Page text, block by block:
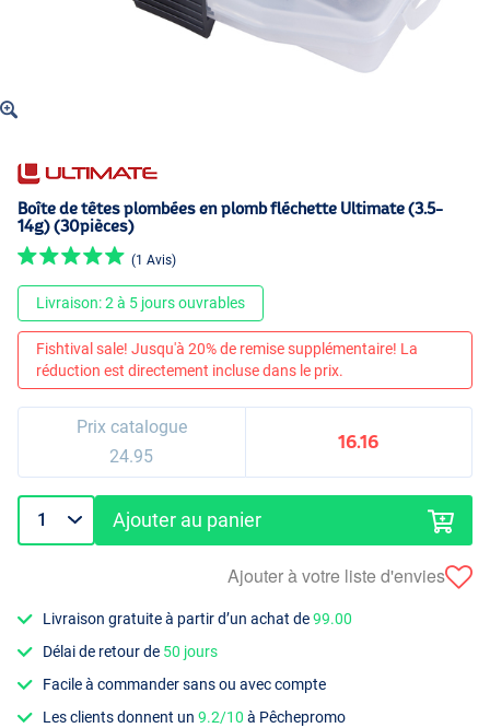
Boîte de têtes plombées en plomb fléchette Ultimate (3.5-
14g) (30pièces)
(1 Avis)
Livraison: 2 à 5 jours ouvrables
Fishtival sale! Jusqu'à 20% de remise supplémentaire! La
réduction est directement incluse dans le prix.
Prix catalogue
24.95
16.16
Ajouter au panier
Ajouter à votre liste d'envies
Livraison gratuite à partir d’un achat de99.00
Délai de retour de 50 jours
Facile à commander sans ou avec compte
Les clients donnent un9.2/10 à Pêchepromo